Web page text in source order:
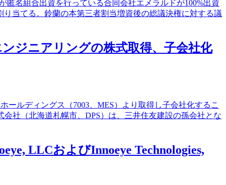
匿名組合出資を行っている合同会社エメラルドが100%出資
当てる。鈴蘭の本第三者割当増資後の総議決権に対する議
ジニアリングの株式取得、子会社化
ールディングス（7003、MES）より取得し子会社化するこ
社（北海道札幌市、DPS）は、三井住友建設の孫会社とな
LLCおよびInnoeye Technologies,